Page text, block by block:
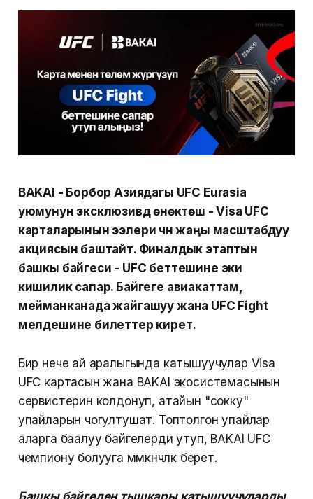
BAKAI - Борбор Азиядагы UFC Eurasia
уюмунун эксклюзивдүү өнөктөшү - Visa UFC
карталарынын ээлери үчүн жаңы масштабдуу
акциясын баштайт. Финалдык этаптын
башкы байгеси - UFC беттешине эки
кишилик сапар. Байгеге авиакаттам,
мейманканада жайгашуу жана UFC Fight
мелдешине билеттер кирет.
Бир нече ай аралыгында катышуучулар Visa
UFC картасын жана BAKAI экосистемасынын
сервистерин колдонуп, атайын "сокку"
упайларын чогултушат. Топтолгон упайлар
аларга баалуу байгелерди утуп, BAKAI UFC
чемпиону болууга мүмкүнчүлүк берет.